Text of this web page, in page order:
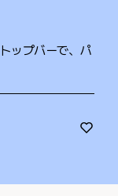
ップバーで、パ